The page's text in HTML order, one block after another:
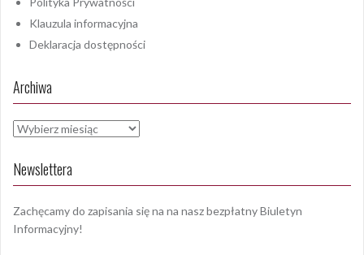
Klauzula informacyjna
Deklaracja dostępności
Archiwa
Archiwa
Newslettera
Zachęcamy do zapisania się na na nasz bezpłatny Biuletyn
Informacyjny!